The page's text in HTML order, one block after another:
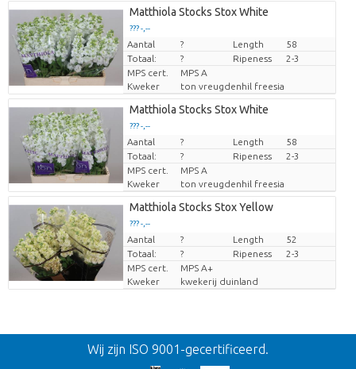
Matthiola Stocks Stox White
??? -,--
Prijs per stuk
Aantal ? Length
58
Totaal:
? Ripeness
2-3
MPS cert.
MPS A
Kweker
ton vreugdenhil freesia
Matthiola Stocks Stox White
??? -,--
Prijs per stuk
Aantal ? Length
58
Totaal:
? Ripeness
2-3
MPS cert.
MPS A
Kweker
ton vreugdenhil freesia
Matthiola Stocks Stox Yellow
??? -,--
Prijs per stuk
Aantal ? Length
52
Totaal:
? Ripeness
2-3
MPS cert.
MPS A+
Kweker
kwekerij duinland
Terug
Wij zijn ISO 9001-gecertificeerd.